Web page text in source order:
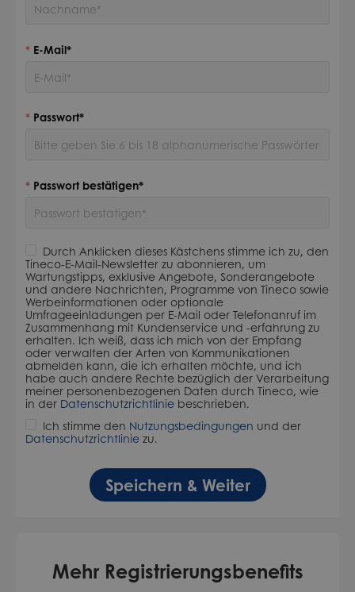
E-Mail*
Passwort*
Passwort bestätigen*
Durch Anklicken dieses Kästchens stimme ich zu, den
Tineco-E-Mail-Newsletter zu abonnieren, um
Wartungstipps, exklusive Angebote, Sonderangebote
und andere Nachrichten, Programme von Tineco sowie
Werbeinformationen oder optionale
Umfrageeinladungen per E-Mail oder Telefonanruf im
Zusammenhang mit Kundenservice und -erfahrung zu
erhalten. Ich weiß, dass ich mich von der Empfang
oder verwalten der Arten von Kommunikationen
abmelden kann, die ich erhalten möchte, und ich
habe auch andere Rechte bezüglich der Verarbeitung
meiner personenbezogenen Daten durch Tineco, wie
in der Datenschutzrichtlinie beschrieben.
Ich stimme den Nutzungsbedingungen und der
Datenschutzrichtlinie zu.
Speichern & Weiter
Mehr Registrierungsbenefits